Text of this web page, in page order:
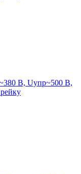
В, Uупр~500 В,